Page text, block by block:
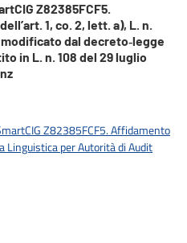
Z82385FCF5.
1, co. 2, lett. a), L. n.
dal decreto‐legge
in L. n. 108 del 29 luglio
Z82385FCF5. Affidamento
Linguistica per Autorità di Audit